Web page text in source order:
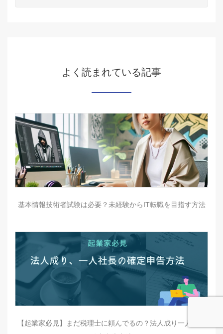
よく読まれている記事
基本情報技術者試験は必要？未経験からIT転職を目指す方法
【起業家必見】まだ税理士に頼んでるの？法人成り一人社長